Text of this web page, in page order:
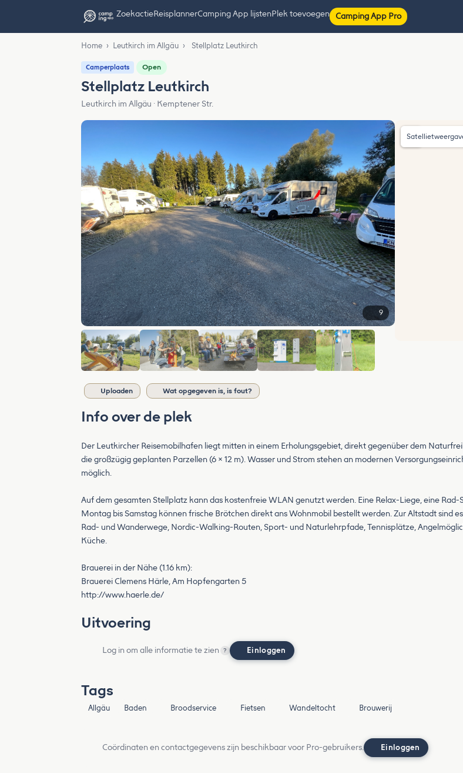
ZoekactieReisplannerCamping App lijstenPlek toevoegen Camping App Pro
Home › Leutkirch im Allgäu › Stellplatz Leutkirch
Camperplaats Open
Stellplatz Leutkirch
Leutkirch im Allgäu · Kemptener Str.
9
Uploaden Wat opgegeven is, is fout?
Info over de plek
Der Leutkircher Reisemobilhafen liegt mitten in einem Erholungsgebiet, direkt gegenüber dem
die großzügig geplanten Parzellen (6 × 12 m). Wasser und Strom stehen an modernen
möglich.
Auf dem gesamten Stellplatz kann das kostenfreie WLAN genutzt werden. Eine Relax-Liege, eine
Montag bis Samstag können frische Brötchen direkt ans Wohnmobil bestellt werden. Zur Altstadt sind
Rad- und Wanderwege, Nordic-Walking-Routen, Sport- und Naturlehrpfade, Tennisplätze,
Küche.
Brauerei in der Nähe (1.16 km):
Brauerei Clemens Härle, Am Hopfengarten 5
http://www.haerle.de/
Uitvoering
Log in om alle informatie te zien ? Einloggen
Tags
Allgäu Baden Broodservice Fietsen Wandeltocht Brouwerij
Coördinaten en contactgegevens zijn beschikbaar voor Pro-gebruikers. Einloggen